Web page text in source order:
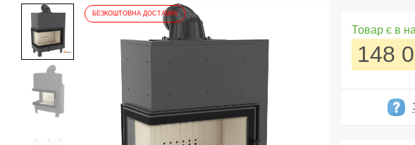
БЕЗКОШТОВНА ДОСТАВКА
Товар є в
148